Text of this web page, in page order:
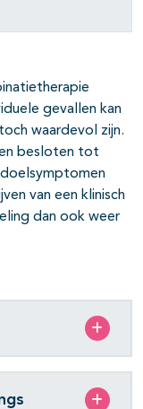
gevallen kan
waardevol zijn.
besloten tot
van een klinisch
dan ook weer